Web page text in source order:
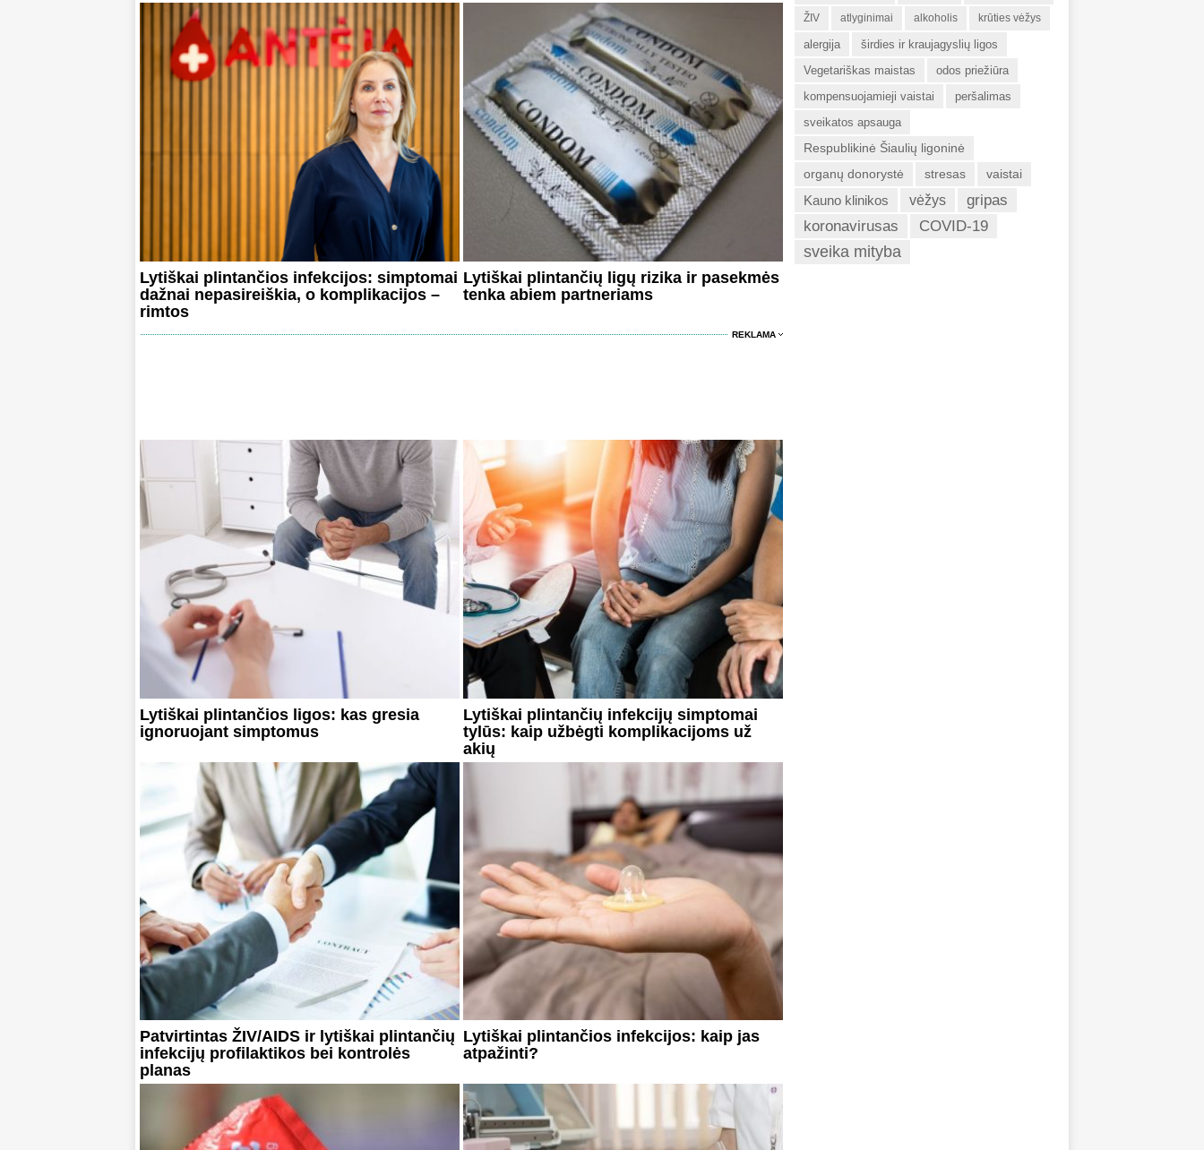
Lytiškai plintančios infekcijos: simptomai
dažnai nepasireiškia, o komplikacijos –
rimtos
Lytiškai plintančių ligų rizika ir pasekmės
tenka abiem partneriams
REKLAMA
Lytiškai plintančios ligos: kas gresia
ignoruojant simptomus
Lytiškai plintančių infekcijų simptomai
tylūs: kaip užbėgti komplikacijoms už
akių
Patvirtintas ŽIV/AIDS ir lytiškai plintančių
infekcijų profilaktikos bei kontrolės
planas
Lytiškai plintančios infekcijos: kaip jas
atpažinti?
ŽIV atlyginimai alkoholis krūties vėžys
alergija
širdies ir kraujagyslių ligos
Vegetariškas maistas
odos priežiūra
kompensuojamieji vaistai
peršalimas
sveikatos apsauga
Respublikinė Šiaulių ligoninė
organų donorystė
stresas vaistai
Kauno klinikos vėžys
gripas
koronavirusas
COVID-19
sveika mityba